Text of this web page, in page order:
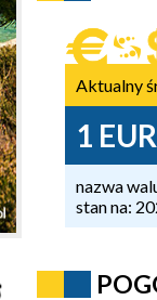
Aktualny
1 EUR
nazwa
stan na: